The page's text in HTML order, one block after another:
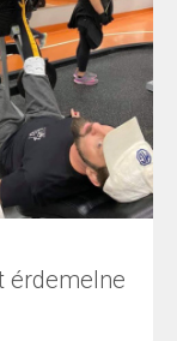
érdemelne